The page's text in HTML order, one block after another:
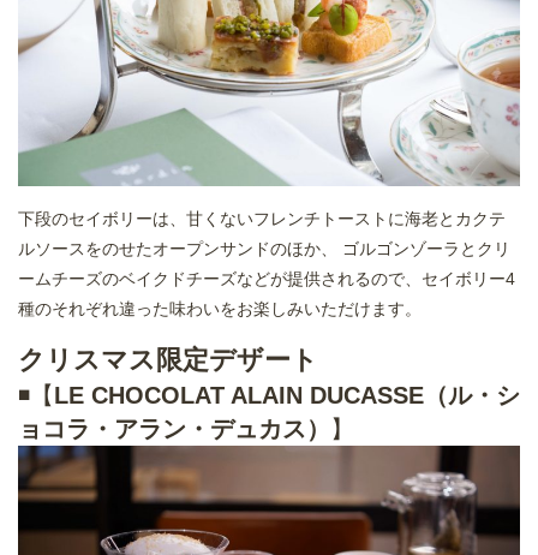
下段のセイボリーは、甘くないフレンチトーストに海老とカクテ
ルソースをのせたオープンサンドのほか、 ゴルゴンゾーラとクリ
ームチーズのベイクドチーズなどが提供されるので、セイボリー4
種のそれぞれ違った味わいをお楽しみいただけます。
クリスマス限定デザート
◾️【LE CHOCOLAT ALAIN DUCASSE（ル・シ
ョコラ・アラン・デュカス）
】